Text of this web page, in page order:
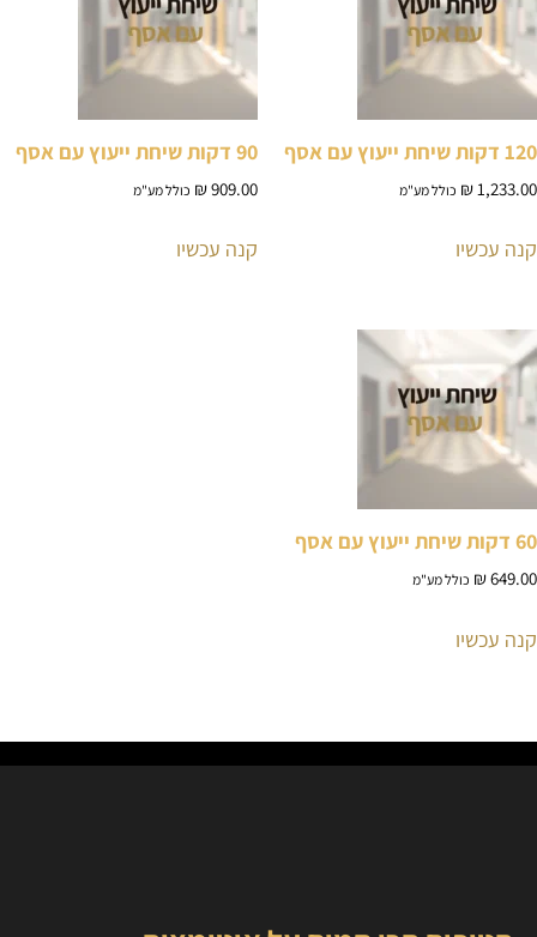
120 דקות שיחת ייעוץ עם אסף
₪ 1,233.00 כולל מע"מ
קנה עכשיו
90 דקות שיחת ייעוץ עם אסף
₪909.00 כולל מע"מ
קנה עכשיו
60 דקות שיחת ייעוץ עם אסף
₪649.00 כולל מע"מ
קנה עכשיו